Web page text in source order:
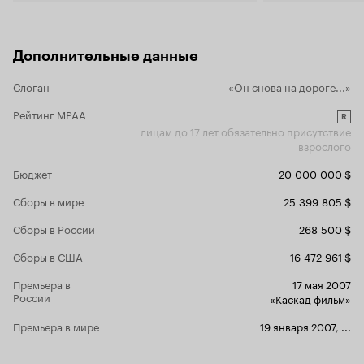
что-либо о её «игре» и вовсе не приходится.
Скажу только, что финальная сцена в её
исполнении окончательно испортила всё
того, что с ней произошло…Правда, тут не
только её вина. Неугомонные и вездесущие
сценаристы и здесь приложили свою руку
маньяка, и мы слышим следующий диалог:
-
вообще ничего не чувствую.
вышеизложенного я никому не советую
старому фильму (на самом деле следует читать
Разве что для общего развития или для того,
чтобы убедится, что хороших римейков почти
не бывает. Но мы так и продолжаем надеяться
на это призрачное «почти». Конечно, можно
Дополнительные данные
Слоган
«Он снова на дороге...»
Рейтинг MPAA
R
лицам до 17 лет обязательно присутствие
взрослого
Бюджет
20 000 000 $
Сборы в мире
25 399 805 $
Сборы в России
268 500 $
Сборы в США
16 472 961 $
Премьера в
России
17 мая 2007
«Каскад фильм»
Премьера в мире
19 января 2007,